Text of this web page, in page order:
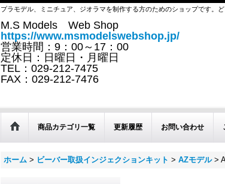
プラモデル、ミニチュア、ジオラマを制作する方のためのショップです。
M.S Models Web Shop
https://www.msmodelswebshop.jp/
営業時間：9：00～17：00
定休日：日曜日・月曜日
TEL：029-212-7475
FAX：029-212-7476
商品カテゴリ一覧 更新履歴 お問い合わせ
ホーム > ビーバー取扱インジェクションキット > AZモデル >